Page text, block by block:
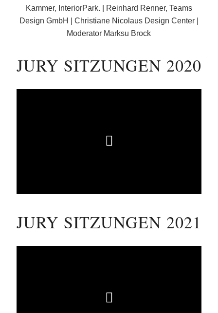
Kammer, InteriorPark. | Reinhard Renner, Teams
Design GmbH | Christiane Nicolaus Design Center |
Moderator Marksu Brock
JURY SITZUNGEN 2020
JURY SITZUNGEN 2021